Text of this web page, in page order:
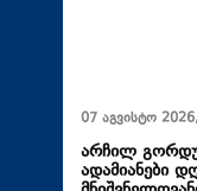
07 აგვისტო 2026,
არჩილ
ადამიანები